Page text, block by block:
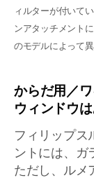
ィルターが付いて
ンアタッチメント
のモデルによって異
からだ用／
ウィンドウ
フィリップス
ントには、ガ
ただし、ルメ